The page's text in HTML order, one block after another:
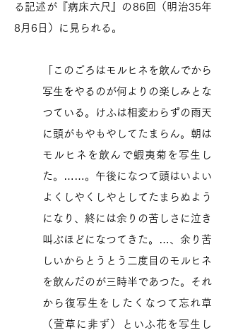
る記述が『病床六尺』の86回（明治35年
8月6日）に見られる。
「このごろはモルヒネを飲んでから
写生をやるのが何よりの楽しみとな
つている。けふは相変わらずの雨天
に頭がもやもやしてたまらん。朝は
モルヒネを飲んで蝦夷菊を写生し
た。……。午後になつて頭はいよい
よくしやくしやとしてたまらぬよう
になり、終には余りの苦しさに泣き
叫ぶほどになつてきた。…、余り苦
しいからとうとう二度目のモルヒネ
を飲んだのが三時半であつた。それ
から復写生をしたくなつて忘れ草
（萱草に非ず）といふ花を写生し